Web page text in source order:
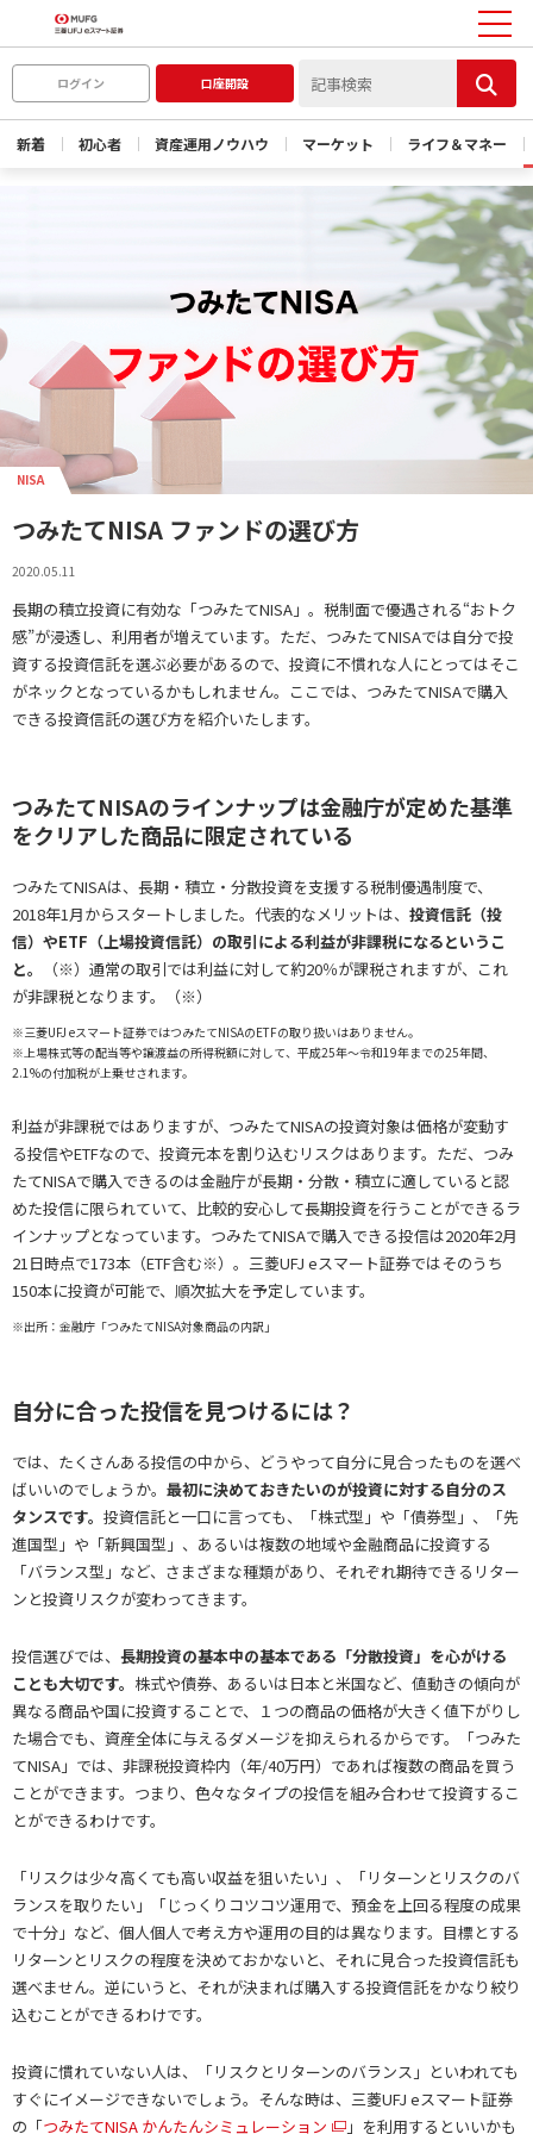
ログイン 口座開設
新着 初心者 資産運用ノウハウ マーケット ライフ＆マネー
NISA
つみたてNISA ファンドの選び方
2020.05.11
長期の積立投資に有効な「つみたてNISA」。税制面で優遇される“おトク
感”が浸透し、利用者が増えています。ただ、つみたてNISAでは自分で投
資する投資信託を選ぶ必要があるので、投資に不慣れな人にとってはそこ
がネックとなっているかもしれません。ここでは、つみたてNISAで購入
できる投資信託の選び方を紹介いたします。
つみたてNISAのラインナップは金融庁が定めた基準
をクリアした商品に限定されている
つみたてNISAは、長期・積立・分散投資を支援する税制優遇制度で、
2018年1月からスタートしました。代表的なメリットは、 投資信託（投
信）やETF（上場投資信託）の取引による利益が非課税になるというこ
と。
（※）通常の取引では利益に対して約20％が課税されますが、これ
が非課税となります。（※）
※三菱UFJ eスマート証券ではつみたてNISAのETFの取り扱いはありません。
※上場株式等の配当等や譲渡益の所得税額に対して、平成25年～令和19年までの25年間、
2.1%の付加税が上乗せされます。
利益が非課税ではありますが、つみたてNISAの投資対象は価格が変動す
る投信やETFなので、投資元本を割り込むリスクはあります。ただ、つみ
たてNISAで購入できるのは金融庁が長期・分散・積立に適していると認
めた投信に限られていて、比較的安心して長期投資を行うことができるラ
インナップとなっています。つみたてNISAで購入できる投信は2020年2月
21日時点で173本（ETF含む※）。三菱UFJ eスマート証券ではそのうち
150本に投資が可能で、順次拡大を予定しています。
※出所：金融庁「つみたてNISA対象商品の内訳」
自分に合った投信を見つけるには？
では、たくさんある投信の中から、どうやって自分に見合ったものを選べ
ばいいのでしょうか。 最初に決めておきたいのが投資に対する自分のス
タンスです。 投資信託と一口に言っても、「株式型」や「債券型」、「先
進国型」や「新興国型」、あるいは複数の地域や金融商品に投資する
「バランス型」など、さまざまな種類があり、それぞれ期待できるリター
ンと投資リスクが変わってきます。
投信選びでは、 長期投資の基本中の基本である「分散投資」を心がける
ことも大切です。 株式や債券、あるいは日本と米国など、値動きの傾向が
異なる商品や国に投資することで、１つの商品の価格が大きく値下がりし
た場合でも、資産全体に与えるダメージを抑えられるからです。「つみた
てNISA」では、非課税投資枠内（年/40万円）であれば複数の商品を買う
ことができます。つまり、色々なタイプの投信を組み合わせて投資するこ
とができるわけです。
「リスクは少々高くても高い収益を狙いたい」、「リターンとリスクのバ
ランスを取りたい」「じっくりコツコツ運用で、預金を上回る程度の成果
で十分」など、個人個人で考え方や運用の目的は異なります。目標とする
リターンとリスクの程度を決めておかないと、それに見合った投資信託も
選べません。逆にいうと、それが決まれば購入する投資信託をかなり絞り
込むことができるわけです。
投資に慣れていない人は、「リスクとリターンのバランス」といわれても
すぐにイメージできないでしょう。そんな時は、三菱UFJ eスマート証券
の「つみたてNISA かんたんシミュレーション 」を利用するといいかも